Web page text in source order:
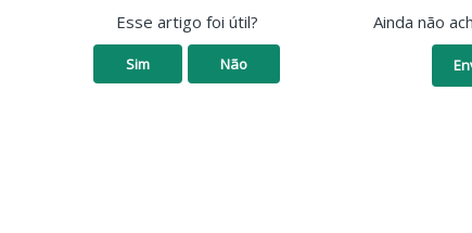
Esse artigo foi útil?
Sim Não
Ainda não